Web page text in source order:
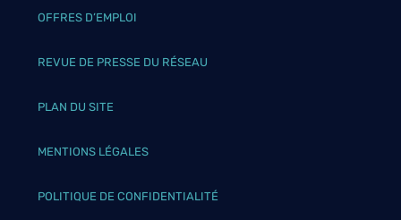
OFFRES D’EMPLOI
REVUE DE PRESSE DU RÉSEAU
PLAN DU SITE
MENTIONS LÉGALES
POLITIQUE DE CONFIDENTIALITÉ